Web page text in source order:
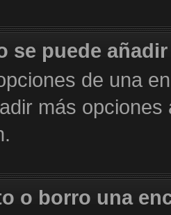
se puede
de una
más
o borro una